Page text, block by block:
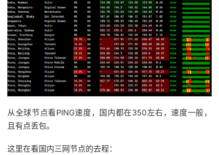
从全球节点看PING速度，国内都在350左右，速度一般，
且有点丢包。
这里在看国内三网节点的去程：